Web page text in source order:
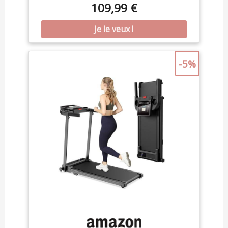
CV (vitesse max 10 km/h), un plateau (2 couches)
et une bande de course (6 couches). Il dispose
également de reposabrazos ajustables pour plus
de confort ; avec son panneau LED intuitif et
télécommande magnétique, ce tapis roulant
confortablement chez vous. 【Technologie
d'absorption des chocs et faible niveau sonore
pour protéger les genoux】 : Ce tapis pliable de
marche silencieux est doté d'un système
d'absorption des chocs multicouche. plateau de
course à 2 couches et bande de course à 7
couches réduisent efficacement les vibrations.
Équipé de huit amortisseurs internes en silicone
et de quatre coussinets externes en caoutchouc
alvéolé, il protège efficacement les genoux tout
en réduisant les niveaux sonores en dessous de
45 décibels, Vous pouvez donc l'utiliser la nuit
sans déranger vos voisins. 【Assurance qualité et
dans les laboratoires LONTEK. Après avoir subi
109,99 €
-5%